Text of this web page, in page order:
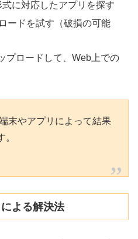
に対応したアプリを探す
ードを試す（破損の可能
プロードして、Web上での
末やアプリによって結果
よる解決法